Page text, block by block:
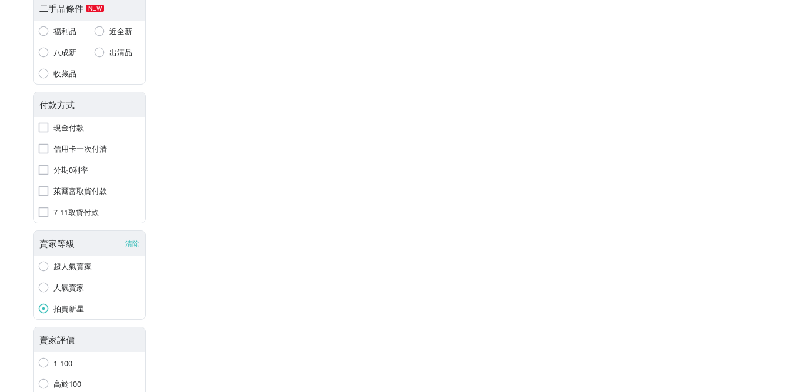
二手品條件 NEW
福利品
近全新
八成新
出清品
收藏品
付款方式
現金付款
信用卡一次付清
分期0利率
萊爾富取貨付款
7-11取貨付款
賣家等級 清除
超人氣賣家
人氣賣家
拍賣新星
賣家評價
1-100
高於100